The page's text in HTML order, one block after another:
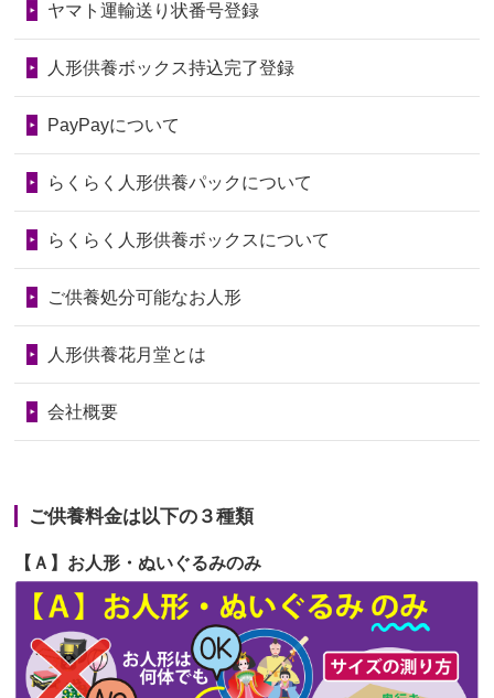
2026/06/28以前和人形やぬいぐるみを供養いただ
いたことが...
の回りの物...
2026/06/28人形たちに これまで本当にありがとう
2026/06/24今は亡き両親が孫（私の子供）の初節
句に贈って...
2026/06/23ありがとうね
の祖父母か...
2026/06/20
雛人形をお道具も含め一式で引き取っ
てくださる...
2026/06/19
インターネット検索でホームページを
見つけまし...
2024/01/04ガラスケースは外しても良いですか？
第76回人形供養祭令和7年2月28日(金)
第75回人形供養祭令和7年1月17日(金)
第73回人形供養祭令和6年10月17日(木)
第71回人形供養祭令和6年8月1日(木)
第70回人形供養祭令和6年6月21日(金)
第68回人形供養祭令和6年3月22日(金)
第65回人形供養祭令和5年11月09日(木)
第64回人形供養祭令和5年9月21日(木)
第63回人形供養祭 令和5年8月1日(火)
第62回人形供養祭令和5年6月21日(水)
ヤマト運輸送り状番号登録
人形供養ボックス持込完了登録
PayPayについて
らくらく人形供養パックについて
らくらく人形供養ボックスについて
ご供養処分可能なお人形
人形供養花月堂とは
会社概要
ご供養料金は以下の３種類
【Ａ】お人形・ぬいぐるみのみ